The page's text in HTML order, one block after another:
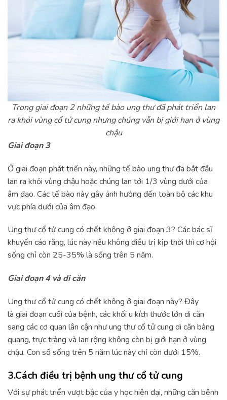
Trong giai đoạn 2 những tế bào ung thư đã phát triển lan
ra khỏi vùng cổ tử cung nhưng chúng vẫn bị giới hạn ở vùng
chậu
Giai đoạn 3
Ở giai đoạn phát triển này, những tế bào ung thư đã bắt đầu
lan ra khỏi vùng chậu hoặc chúng lan tới 1/3 vùng dưới của
âm đạo. Các tế bào này gây ảnh hưởng đến toàn bộ các khu
vực phía dưới của âm đạo.
Ung thư cổ tử cung có chết không ở giai đoạn 3? Các bác sĩ
khuyến cáo rằng, lúc này nếu không điều trị kịp thời thì cơ hội
sống chỉ còn 25-35% là sống trên 5 năm.
Giai đoạn 4 và di căn
Ung thư cổ tử cung có chết không ở giai đoạn này? Đây
là giai đoạn cuối của bệnh, các khối u kích thước lớn di căn
sang các cơ quan lân cận như ung thư cổ tử cung di căn bàng
quang, trực tràng và lan rộng không còn bị giới hạn ở vùng
chậu. Con số sống trên 5 năm lúc này chỉ còn dưới 15%.
3.Cách điều trị bệnh ung thư cổ tử cung
Với sự phát triển vượt bậc của y học hiện đại, những căn bệnh